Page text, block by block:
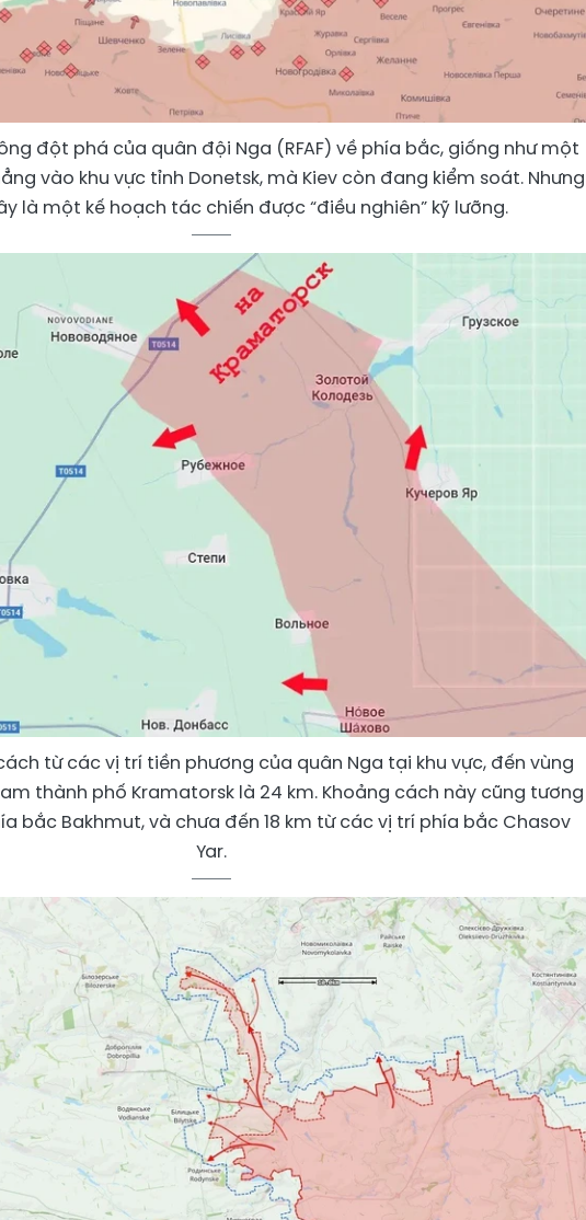
đột phá của quân đội Nga (RFAF) về phía bắc, giống như một
vào khu vực tỉnh Donetsk, mà Kiev còn đang kiểm soát. Nhưng
là một kế hoạch tác chiến được “điều nghiên” kỹ lưỡng.
từ các vị trí tiền phương của quân Nga tại khu vực, đến vùng
thành phố Kramatorsk là 24 km. Khoảng cách này cũng tương
bắc Bakhmut, và chưa đến 18 km từ các vị trí phía bắc Chasov
Yar.